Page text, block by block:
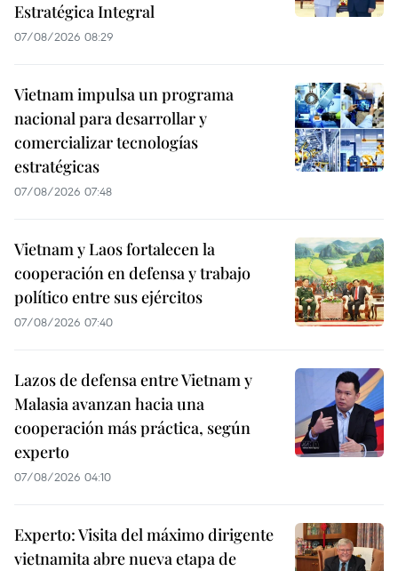
Estratégica Integral
07/08/2026 08:29
Vietnam impulsa un programa
nacional para desarrollar y
comercializar tecnologías
estratégicas
07/08/2026 07:48
Vietnam y Laos fortalecen la
cooperación en defensa y trabajo
político entre sus ejércitos
07/08/2026 07:40
Lazos de defensa entre Vietnam y
Malasia avanzan hacia una
cooperación más práctica, según
experto
07/08/2026 04:10
Experto: Visita del máximo dirigente
vietnamita abre nueva etapa de